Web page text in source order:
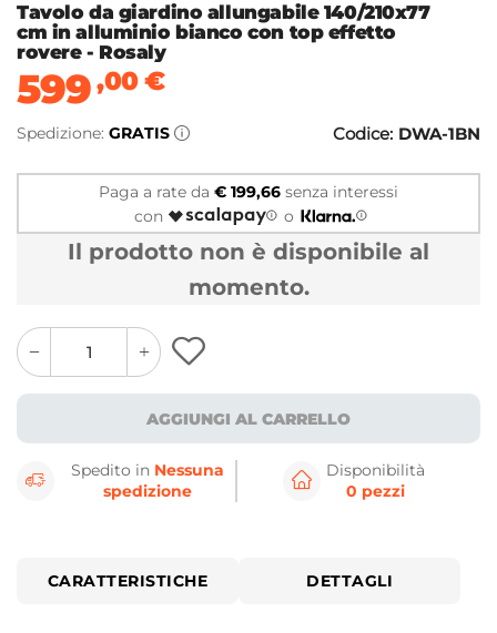
Tavolo da giardino allungabile 140/210x77
cm in alluminio bianco con top effetto
rovere - Rosaly
599,00€
Spedizione: GRATIS Codice: DWA-1BN
Paga a rate da € 199,66 senza interessi
con
o
Il prodotto non è disponibile al
momento.
quantity
button
quantity
minus
button
AGGIUNGI AL CARRELLO
Spedito in Nessuna
spedizione
Disponibilità
0 pezzi
CARATTERISTICHE DETTAGLI